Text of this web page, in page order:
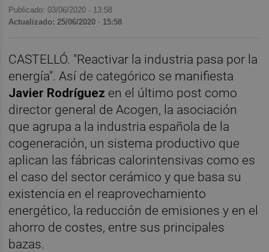
Publicado: 03/06/2020 · 13:58
Actualizado: 25/06/2020 · 15:58
CASTELLÓ. "Reactivar la industria pasa por la
energía". Así de categórico se manifiesta
Javier Rodríguez en el último post como
director general de Acogen, la asociación
que agrupa a la industria española de la
cogeneración, un sistema productivo que
aplican las fábricas calorintensivas como es
el caso del sector cerámico y que basa su
existencia en el reaprovechamiento
energético, la reducción de emisiones y en el
ahorro de costes, entre sus principales
bazas.